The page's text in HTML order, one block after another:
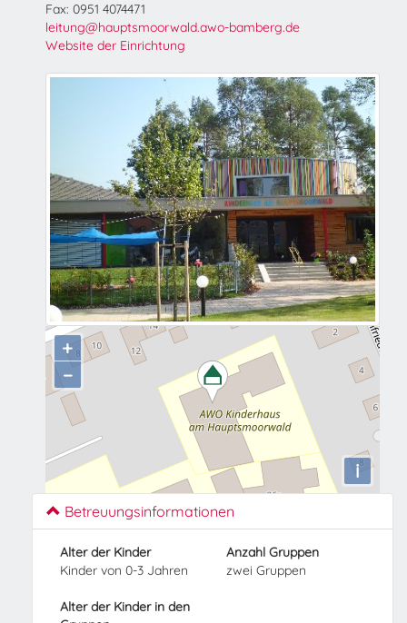
Fax: 0951 4074471
leitung@hauptsmoorwald.awo-bamberg.de
Website der Einrichtung
+
−
i
Betreuungsinformationen
Alter der Kinder
Kinder von 0-3 Jahren
Alter der Kinder in den
Anzahl Gruppen
zwei Gruppen